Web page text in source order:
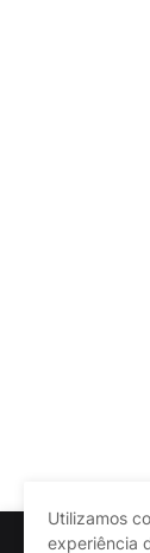
Utilizamos
experiência